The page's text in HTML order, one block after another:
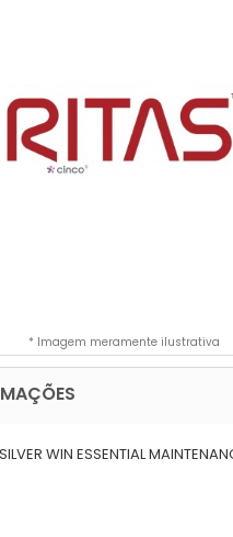
* Imagem meramente ilustrativa
WIN ESSENTIAL